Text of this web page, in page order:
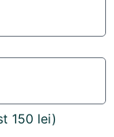
150 lei)